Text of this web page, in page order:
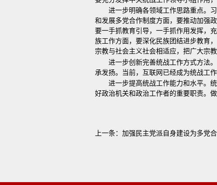
进一步明确各领域工作思路重点。
和发展多党合作制度方面，要推动加强
要一手抓教育引导，一手抓作用发挥，
族工作方面，要深化民族团结进步教育
宗教与社会主义社会相适应，把广大宗
进一步创新完善统战工作方式方法
承发扬。当前，互联网已经成为统战工
进一步提高统战工作能力和水平。
好政治机关和政治工作者的重要职责。
上一条： 加强民主党派自身建设为多党